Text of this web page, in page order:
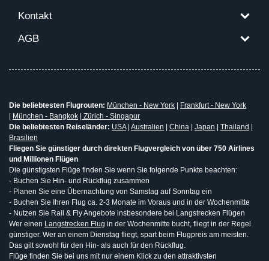
Kontakt
AGB
Die beliebtesten Flugrouten: München - New York
Frankfurt - New York
München - Bangkok
Zürich - Singapur
Die beliebtesten Reiseländer: USA| Australien China Japan Thailand
Brasilien
Fliegen Sie günstiger durch direkten Flugvergleich von über 750 Airlines
und Millionen Flügen
Die günstigsten Flüge finden Sie wenn Sie folgende Punkte beachten:
- Buchen Sie Hin- und Rückflug zusammen
- Planen Sie eine Übernachtung von Samstag auf Sonntag ein
- Buchen Sie Ihren Flug ca. 2-3 Monate im Voraus und in der Wochenmitte
- Nutzen Sie Rail & Fly Angebote insbesondere bei Langstrecken Flügen
Wer einen Langstrecken Flug in der Wochenmitte bucht, fliegt in der Regel
günstiger. Wer an einem Dienstag fliegt, spart beim Flugpreis am meisten.
Das gilt sowohl für den Hin- als auch für den Rückflug.
Flüge finden Sie bei uns mit nur einem Klick zu den attraktivsten